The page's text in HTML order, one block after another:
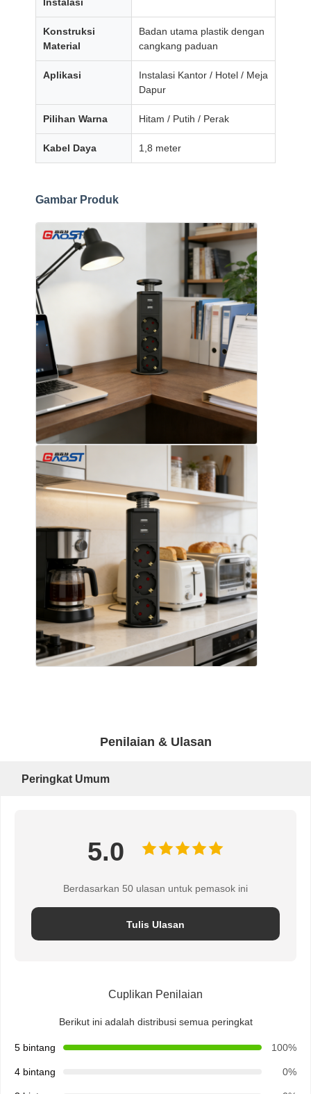
Soket geser
Outlet Daya Clamp Meja
Pengisi Daya USB Tersembunyi
Kotak Audio Visual
Sistem Audio Bluetooth Sofa
Lampu Baca Sofa
Konstruksi
Material
Badan utama plastik dengan
cangkang paduan
Aplikasi
Instalasi Kantor / Hotel / Meja
Dapur
Pilihan Warna Hitam / Putih / Perak
Kabel Daya 1,8 meter
Gambar Produk
Penilaian & Ulasan
Peringkat Umum
5.0
Berdasarkan 50 ulasan untuk pemasok ini
Tulis Ulasan
Cuplikan Penilaian
Berikut ini adalah distribusi semua peringkat
5 bintang 100%
4 bintang 0%